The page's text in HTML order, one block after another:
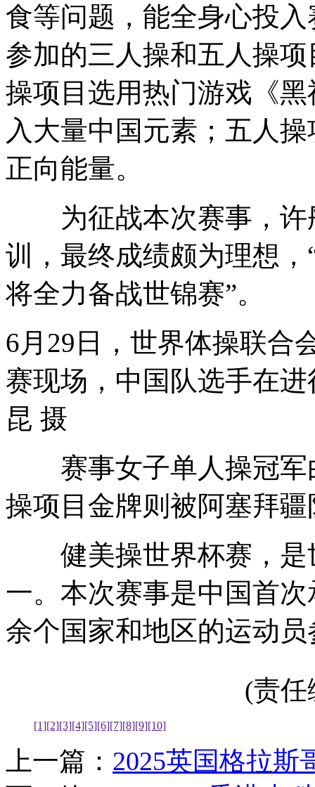
食等问题，能全身心投
参加的三人操和五人操
操项目选用热门游戏《
入大量中国元素；五人
正向能量。
为征战本次赛事，许
训，最终成绩颇为理想
将全力备战世锦赛”。
6月29日，世界体操联合
赛现场，中国队选手在
昆 摄
赛事女子单人操冠军
操项目金牌则被阿塞拜
健美操世界杯赛，是
一。本次赛事是中国首
余个国家和地区的运动
(责任
[1][2][3][4][5][6][7][8][9][10]
上一篇： 2025英国格拉斯